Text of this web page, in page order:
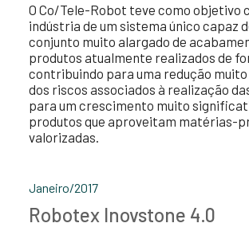
O Co/Tele-Robot teve como objetivo
indústria de um sistema único capaz
conjunto muito alargado de
produtos atualmente realizados de
contribuindo para uma redução
dos riscos associados à realização
para um crescimento muito
produtos que aproveitam matérias-
valorizadas.
Janeiro/2017
Robotex Inovstone 4.0